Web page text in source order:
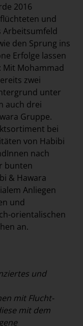
2016
und
Arbeitsumfeld
den Sprung ins
Erfolge lassen
Mit Mohammad
zwei
unter
auch drei
Gruppe.
bei
von Habibi
nach
bunten
& Hawara
Anliegen
und
orientalischen
an.
und
mit Flucht-
mit dem